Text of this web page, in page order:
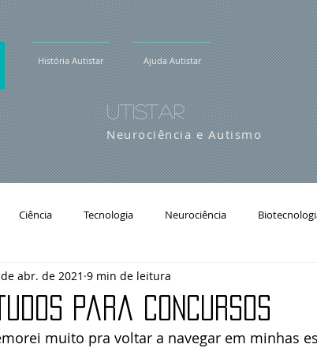
utistar
Neurociência e Autismo
História Autistar Ajuda Autistar
Ciência Tecnologia Neurociência
e estudo para Concursos Mulheres Negras Autistas
para concursos
abr. de 2021 9 min de leitura
muito pra voltar a navegar em minhas